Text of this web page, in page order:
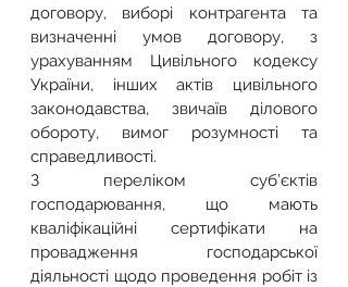
договору, виборі контрагента та
визначенні умов договору, з
урахуванням Цивільного кодексу
України, інших актів цивільного
законодавства, звичаїв ділового
обороту, вимог розумності та
справедливості.
З переліком суб’єктів
господарювання, що мають
кваліфікаційні сертифікати на
провадження господарської
діяльності щодо проведення робіт із